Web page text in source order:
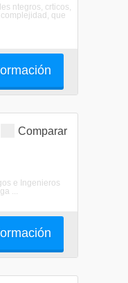
ntegros, crticos,
que
Comparar
e Ingenieros
...